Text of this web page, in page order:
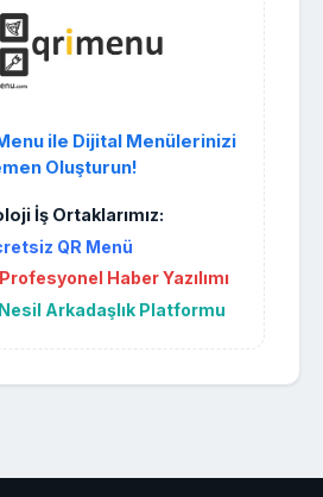
ile Dijital Menülerinizi
Oluşturun!
İş Ortaklarımız:
QR Menü
Haber Yazılımı
Arkadaşlık Platformu